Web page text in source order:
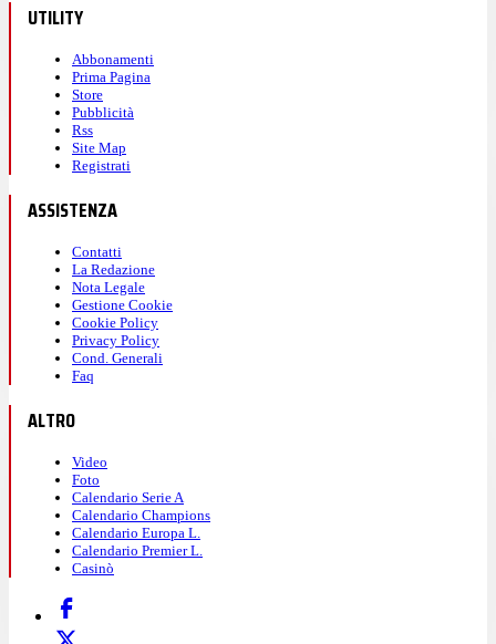
UTILITY
Abbonamenti
Prima Pagina
Store
Pubblicità
Rss
Site Map
Registrati
ASSISTENZA
Contatti
La Redazione
Nota Legale
Gestione Cookie
Cookie Policy
Privacy Policy
Cond. Generali
Faq
ALTRO
Video
Foto
Calendario Serie A
Calendario Champions
Calendario Europa L.
Calendario Premier L.
Casinò